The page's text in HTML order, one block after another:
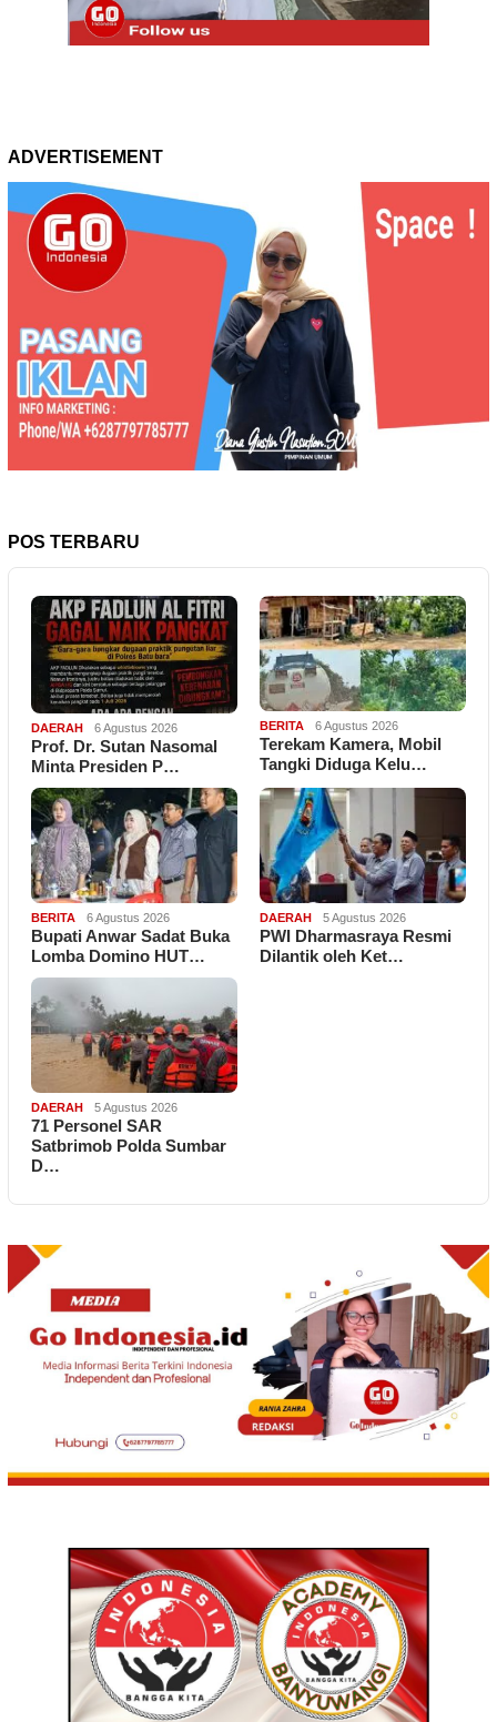
ADVERTISEMENT
POS TERBARU
DAERAH 6 Agustus 2026
Prof. Dr. Sutan Nasomal
Minta Presiden P…
BERITA 6 Agustus 2026
Terekam Kamera, Mobil
Tangki Diduga Kelu…
BERITA 6 Agustus 2026
Bupati Anwar Sadat Buka
Lomba Domino HUT…
DAERAH 5 Agustus 2026
PWI Dharmasraya Resmi
Dilantik oleh Ket…
DAERAH 5 Agustus 2026
71 Personel SAR
Satbrimob Polda Sumbar
D…